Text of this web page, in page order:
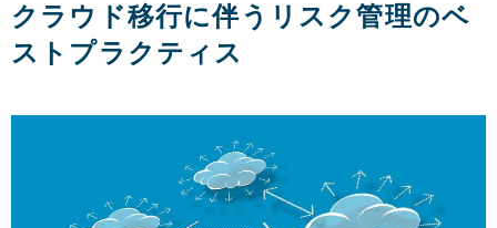
クラウド移行に伴うリスク管理のベ
ストプラクティス